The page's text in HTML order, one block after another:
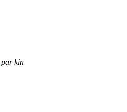
par kin